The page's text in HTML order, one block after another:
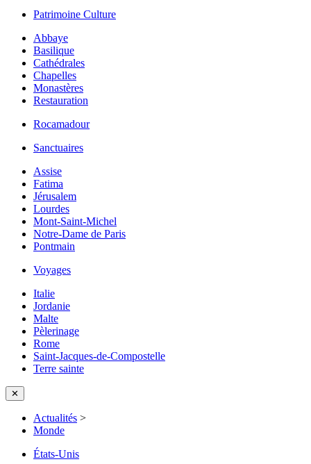
Patrimoine Culture
Abbaye
Basilique
Cathédrales
Chapelles
Monastères
Restauration
Rocamadour
Sanctuaires
Assise
Fatima
Jérusalem
Lourdes
Mont-Saint-Michel
Notre-Dame de Paris
Pontmain
Voyages
Italie
Jordanie
Malte
Pèlerinage
Rome
Saint-Jacques-de-Compostelle
Terre sainte
✕
Actualités >
Monde
États-Unis